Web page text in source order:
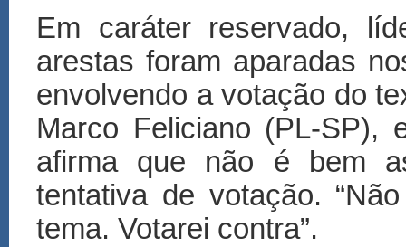
Em caráter reservado,
arestas foram aparadas
envolvendo a votação do
Marco Feliciano (PL-SP),
afirma que não é bem
tentativa de votação.
tema. Votarei contra”.